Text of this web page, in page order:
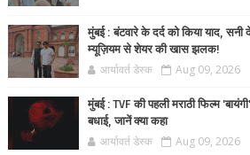
मुंबई : बंटवारे के दर्द को किया याद,
म्यूज़ियम से शेयर की खास झलक!
आर्यावर्त डेस्क Aug 09, 2026
मुंबई : TVF की पहली मराठी फिल्म
बधाई, जानें क्या कहा
आर्यावर्त डेस्क Aug 09, 2026